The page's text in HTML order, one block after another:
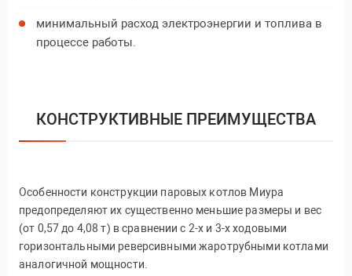
минимальный расход электроэнергии и топлива в
процессе работы.
КОНСТРУКТИВНЫЕ ПРЕИМУЩЕСТВА
Особенности конструкции паровых котлов Миура
предопределяют их существенно меньшие размеры и вес
(от 0,57 до 4,08 т) в сравнении с 2-х и 3-х ходовыми
горизонтальными реверсивными жаротрубными котлами
аналогичной мощности.